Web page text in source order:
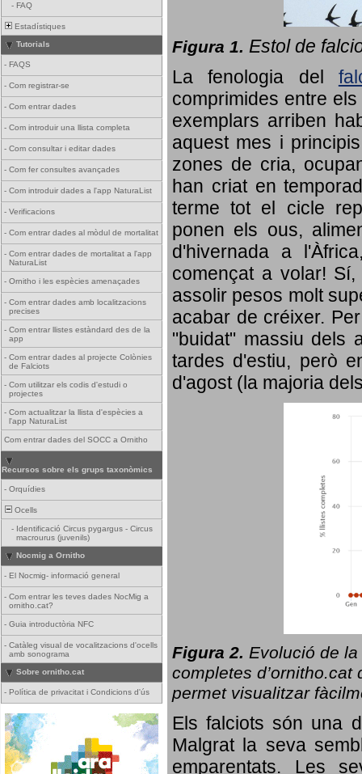
- FAQ
Estadístiques
Tutorials
- FAQS
- Com registrar-se
- Com entrar dades
- Com introduir una llista completa
- Com consultar i editar dades
- Com fer consultes avançades
- Com introduir dades a l'app NaturaList
- Verificacions
- Com entrar dades al mòdul de mortalitat
- Com entrar dades de mortalitat a l'app
NaturaList
- Ornitho i les espècies amenaçades
- Com entrar dades amb localitzacions
precises
- Com entrar llistes estàndard des de la
app
- Com entrar dades al projecte Colònies
de Falciots
- Com utilitzar els codis d'estudi o
projectes
- Com actualitzar la llista d'espècies a
l'app NaturaList
Com entrar dades del SOCC a Ornitho
Recursos sobre els grups taxonòmics
- Orquídies
Ocells
- Identificació Circus pygargus - Circus
macrourus (juvenils)
Nocmig a Ornitho
- El Nocmig- informació general
- Com entrar les teves dades NocMig a
ornitho.cat?
- Guia introductòria NFC
- Catàleg visual de vocalitzacions d'ocells
amb sonograma
Sobre ornitho.cat
- Política de privacitat i Condicions d'ús
Figura 1. Estol de
La fenologia del
comprimides entre
exemplars arriben
aquest mes i
zones de cria,
han criat en
terme tot el cicle
ponen els ous,
d'hivernada a
començat a volar!
assolir pesos molt
acabar de créixer.
"buidat" massiu dels
tardes d'estiu, però
d'agost (la majoria
Figura 2. Evolució de la
completes d’ornitho.cat
permet visualitzar
Els falciots són una
Malgrat la seva
emparentats. Les